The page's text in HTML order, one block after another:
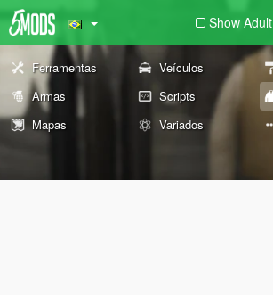
Show Adult
Ferramentas Veículos
Armas
Scripts
Mapas
Variados